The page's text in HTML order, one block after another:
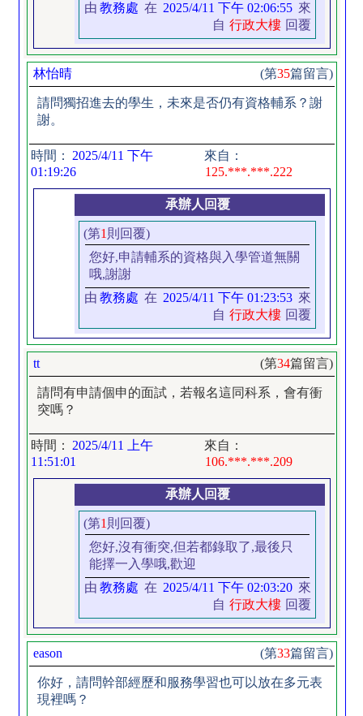
由 教務處 在 2025/4/11 下午 02:06:55 來
自 行政大樓 回覆
林怡晴 (第35篇留言)
請問獨招進去的學生，未來是否仍有資格輔系？謝
謝。
時間：
2025/4/11 下午
01:19:26
來自：
125.***.***.222
承辦人回覆
(第1 則回覆)
您好,申請輔系的資格與入學管道無關
哦,謝謝
由 教務處 在 2025/4/11 下午 01:23:53 來
自 行政大樓 回覆
tt (第34篇留言)
請問有申請個申的面試，若報名這同科系，會有衝
突嗎？
時間：
2025/4/11 上午
11:51:01
來自：
106.***.***.209
承辦人回覆
(第1 則回覆)
您好,沒有衝突,但若都錄取了,最後只
能擇一入學哦,歡迎
由 教務處 在 2025/4/11 下午 02:03:20 來
自 行政大樓 回覆
eason (第33篇留言)
你好，請問幹部經歷和服務學習也可以放在多元表
現裡嗎？